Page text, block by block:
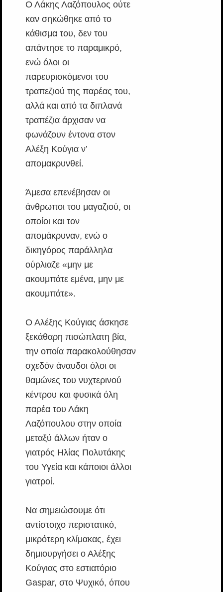
Ο Λάκης Λαζόπουλος ούτε
καν σηκώθηκε από το
κάθισμα του, δεν του
απάντησε το παραμικρό,
ενώ όλοι οι
παρευρισκόμενοι του
τραπεζιού της παρέας του,
αλλά και από τα διπλανά
τραπέζια άρχισαν να
φωνάζουν έντονα στον
Αλέξη Κούγια ν’
απομακρυνθεί.
Άμεσα επενέβησαν οι
άνθρωποι του μαγαζιού, οι
οποίοι και τον
απομάκρυναν, ενώ ο
δικηγόρος παράλληλα
ούρλιαζε «μην με
ακουμπάτε εμένα, μην με
ακουμπάτε».
Ο Αλέξης Κούγιας άσκησε
ξεκάθαρη πισώπλατη βία,
την οποία παρακολούθησαν
σχεδόν άναυδοι όλοι οι
θαμώνες του νυχτερινού
κέντρου και φυσικά όλη
παρέα του Λάκη
Λαζόπουλου στην οποία
μεταξύ άλλων ήταν ο
γιατρός Ηλίας Πολυτάκης
του Υγεία και κάποιοι άλλοι
γιατροί.
Να σημειώσουμε ότι
αντίστοιχο περιστατικό,
μικρότερη κλίμακας, έχει
δημιουργήσει ο Αλέξης
Κούγιας στο εστιατόριο
Gaspar, στο Ψυχικό, όπου